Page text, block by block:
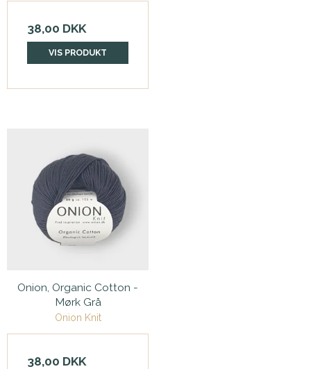
38,00 DKK
VIS PRODUKT
Onion, Organic Cotton -
Mørk Grå
Onion Knit
38,00 DKK